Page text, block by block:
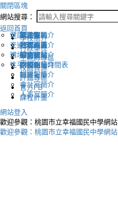
關閉區塊
網站搜尋：
返回首頁
學校簡介
認識幸福
地理位置
英文網站
幸福相簿
媒體報導
行政單位
校長室簡介
教務處簡介
學務處簡介
總務處簡介
輔導室簡介
會計室簡介
人事室簡介
生親師專區
新生專區
升學專區
圖書館藏
學校作息時間表
校園資源
電子報
下載列表
評鑑專區
健康促進
交通安全
環境教育
性平教育
官方FB
課程計畫
網站登入
歡迎參觀：桃園市立幸福國民中學網站
歡迎參觀：桃園市立幸福國民中學網站